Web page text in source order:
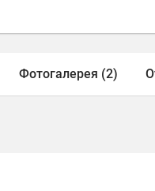
Фотогалерея (2)